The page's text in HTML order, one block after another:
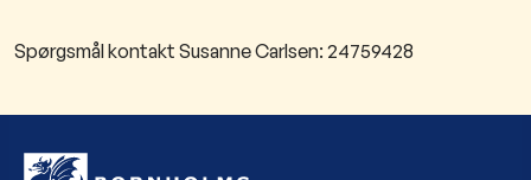
Spørgsmål kontakt Susanne Carlsen: 24759428​